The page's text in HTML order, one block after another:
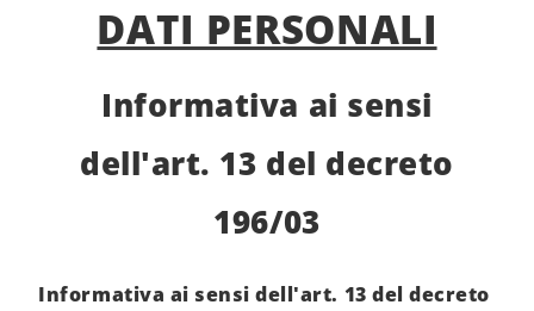
DATI PERSONALI
Informativa ai sensi
dell'art. 13 del decreto
196/03
Informativa ai sensi dell'art. 13 del decreto